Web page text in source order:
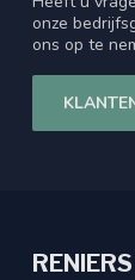
onze
ons op te